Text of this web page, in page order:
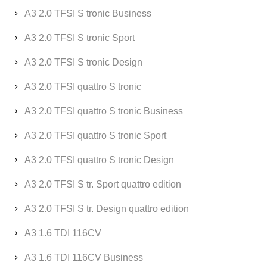
A3 2.0 TFSI S tronic Business
A3 2.0 TFSI S tronic Sport
A3 2.0 TFSI S tronic Design
A3 2.0 TFSI quattro S tronic
A3 2.0 TFSI quattro S tronic Business
A3 2.0 TFSI quattro S tronic Sport
A3 2.0 TFSI quattro S tronic Design
A3 2.0 TFSI S tr. Sport quattro edition
A3 2.0 TFSI S tr. Design quattro edition
A3 1.6 TDI 116CV
A3 1.6 TDI 116CV Business